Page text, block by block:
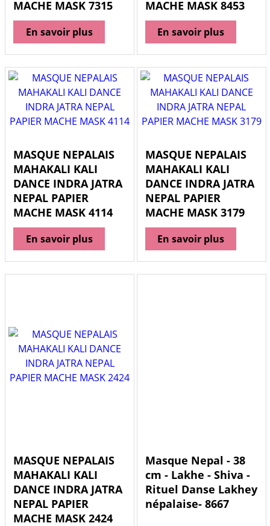
MACHE MASK 7315
En savoir plus
MACHE MASK 8453
En savoir plus
MASQUE NEPALAIS
MAHAKALI KALI
DANCE INDRA JATRA
NEPAL PAPIER
MACHE MASK 4114
En savoir plus
MASQUE NEPALAIS
MAHAKALI KALI
DANCE INDRA JATRA
NEPAL PAPIER
MACHE MASK 3179
En savoir plus
MASQUE NEPALAIS
MAHAKALI KALI
DANCE INDRA JATRA
NEPAL PAPIER
MACHE MASK 2424
Masque Nepal - 38
cm - Lakhe - Shiva -
Rituel Danse Lakhey
népalaise- 8667